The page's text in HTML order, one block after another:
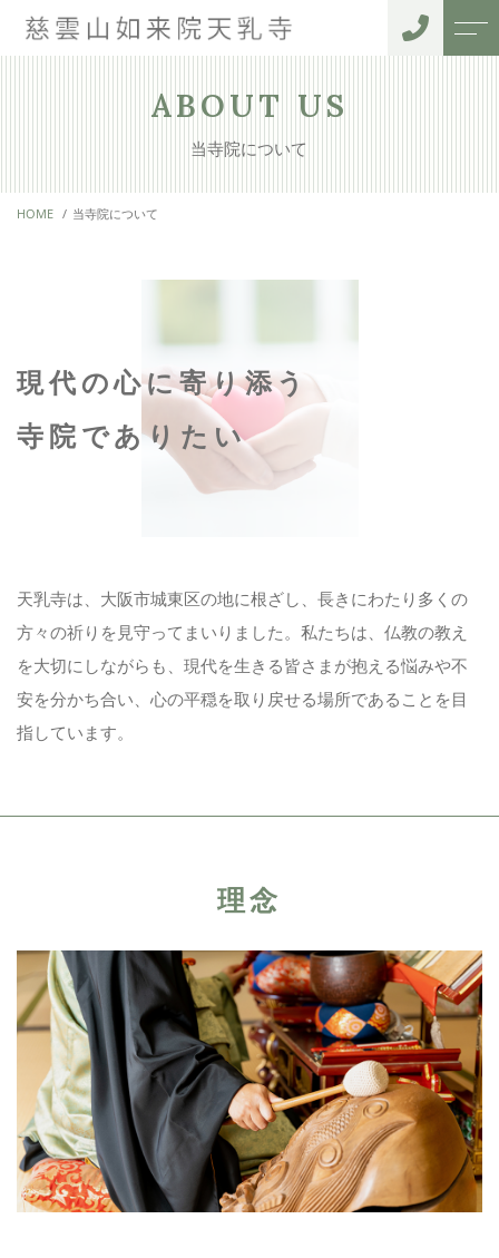
トップページ
当寺院について
サポートメニュー
水子供養
ペット供養
ご利用者様の声
よくある質問
お知らせ
メールでのお問い合わせ
CONTACT
ABOUT US
当寺院について
HOME 当寺院について
現代の心に寄り添う
寺院でありたい
天乳寺は、大阪市城東区の地に根ざし、長きにわたり多くの
方々の祈りを見守ってまいりました。私たちは、仏教の教え
を大切にしながらも、現代を生きる皆さまが抱える悩みや不
安を分かち合い、心の平穏を取り戻せる場所であることを目
指しています。
理念